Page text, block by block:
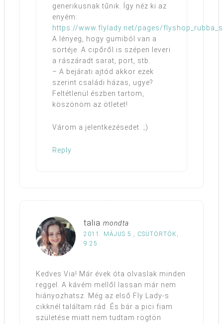
generikusnak tűnik. Így néz ki az
enyém:
https://www.flylady.net/pages/
A lényeg, hogy gumiból van a
sörtéje. A cipőről is szépen leveri
a rászáradt sarat, port, stb.
– A bejárati ajtód akkor ezek
szerint családi házas, ugye?
Feltétlenül észben tartom,
köszönöm az ötletet!
Várom a jelentkezésedet. ;)
Reply
talia mondta
2011. MÁJUS 5., CSÜTÖRTÖK,
9:25
Kedves Via! Már évek óta olvaslak minden
reggel. A kávém mellől lassan már nem
hiányozhatsz. Még az első Fly Lady-s
cikknél találtam rád. És bár a pici fiam
születése miatt nem tudtam rögtön